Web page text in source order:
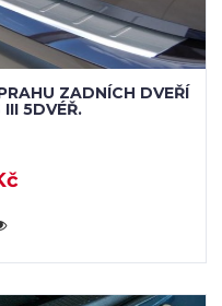
ZADNÍCH DVEŘÍ
5DVÉŘ.